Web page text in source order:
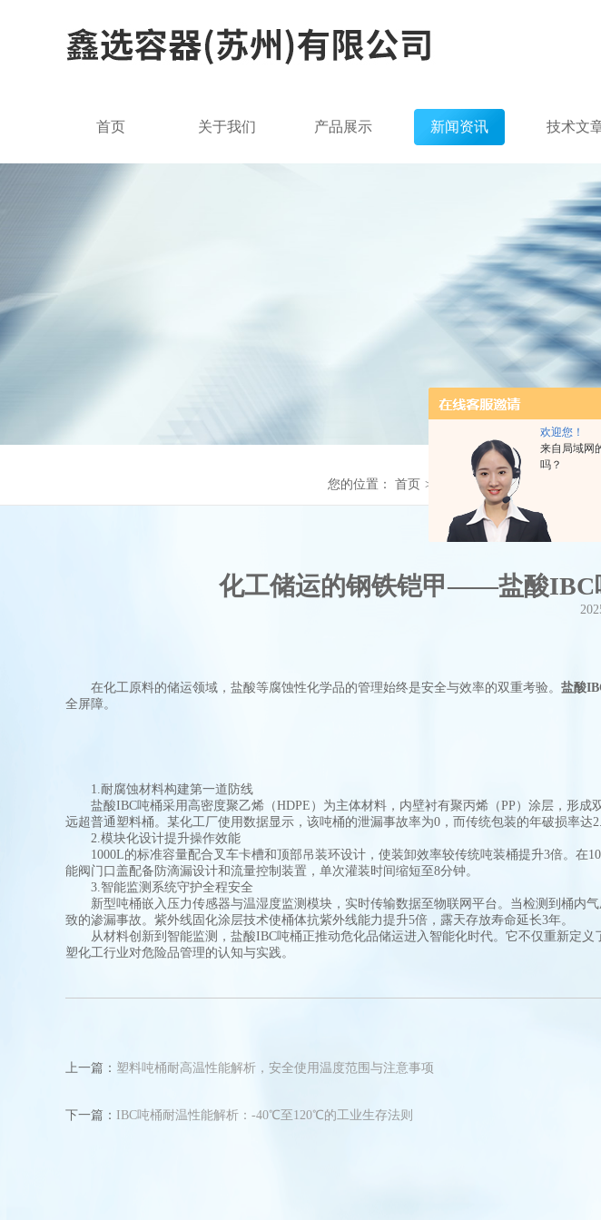
欢迎您！
来自局域网
吗？
首页 关于我们 产品展示 新闻资讯 技术文
您的位置： 首页 > 公司资讯 > 化工储运的钢铁
化工储运的钢铁铠甲——盐酸IBC
在化工原料的储运领域，盐酸等腐蚀性化学品的管理始终是安全与效率的双重考验。 盐酸
全屏障。
1.耐腐蚀材料构建第一道防线
盐酸IBC吨桶采用高密度聚乙烯（HDPE）为主体材料，内壁衬有聚丙烯（PP）涂层，形
远超普通塑料桶。某化工厂使用数据显示，该吨桶的泄漏事故率为0，而传统包装的年破损率达
2.模块化设计提升操作效能
1000L的标准容量配合叉车卡槽和顶部吊装环设计，使装卸效率较传统吨装桶提升3倍。在
能阀门口盖配备防滴漏设计和流量控制装置，单次灌装时间缩短至8分钟。
3.智能监测系统守护全程安全
新型吨桶嵌入压力传感器与温湿度监测模块，实时传输数据至物联网平台。当检测到桶内
致的渗漏事故。紫外线固化涂层技术使桶体抗紫外线能力提升5倍，露天存放寿命延长3年。
从材料创新到智能监测，盐酸IBC吨桶正推动危化品储运进入智能化时代。它不仅重新定义
塑化工行业对危险品管理的认知与实践。
上一篇： 塑料吨桶耐高温性能解析，安全使用温度范围与注意事项
下一篇： IBC吨桶耐温性能解析：-40℃至120℃的工业生存法则